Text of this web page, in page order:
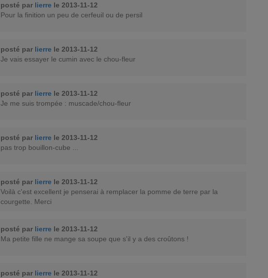
posté par lierre le 2013-11-12
Pour la finition un peu de cerfeuil ou de persil
posté par lierre le 2013-11-12
Je vais essayer le cumin avec le chou-fleur
posté par lierre le 2013-11-12
Je me suis trompée : muscade/chou-fleur
posté par lierre le 2013-11-12
pas trop bouillon-cube ...
posté par lierre le 2013-11-12
Voilà c'est excellent je penserai à remplacer la pomme de terre par la
courgette. Merci
posté par lierre le 2013-11-12
Ma petite fille ne mange sa soupe que s'il y a des croûtons !
posté par lierre le 2013-11-12